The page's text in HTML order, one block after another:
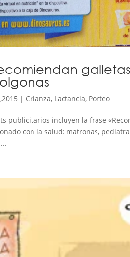
| Crianza, Lactancia, Porteo
publicitarios incluyen la frase
con la salud: matronas,